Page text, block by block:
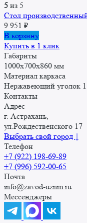
5 из 5
Стол
9 951 ₽
В корзину
Купить в 1 клик
Габариты
1000x700x860 мм
Материал каркаса
Нержавеющий уголок
Контакты
Адрес
г. Астрахань,
ул.Рождественского 17
Выбрать свой город ↓
Телефон
+7 (922) 198-69-89
+7 (996) 592-00-65
Почта
info@zavod-uznm.ru
Мессенджеры